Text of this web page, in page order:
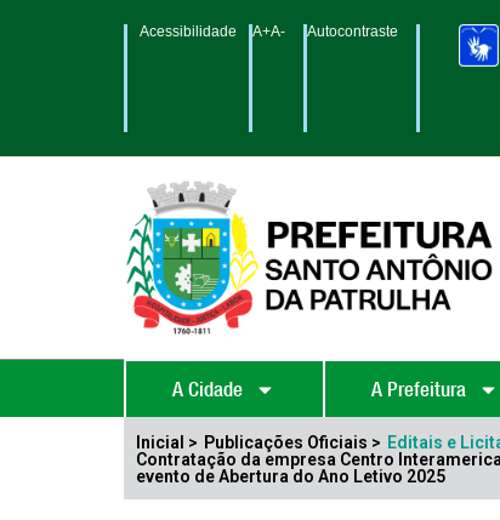
Acessibilidade A+A- Autocontraste
A Cidade A Prefeitura
Inicial > Publicações Oficiais > Editais e
Contratação da empresa Centro
evento de Abertura do Ano Letivo 2025